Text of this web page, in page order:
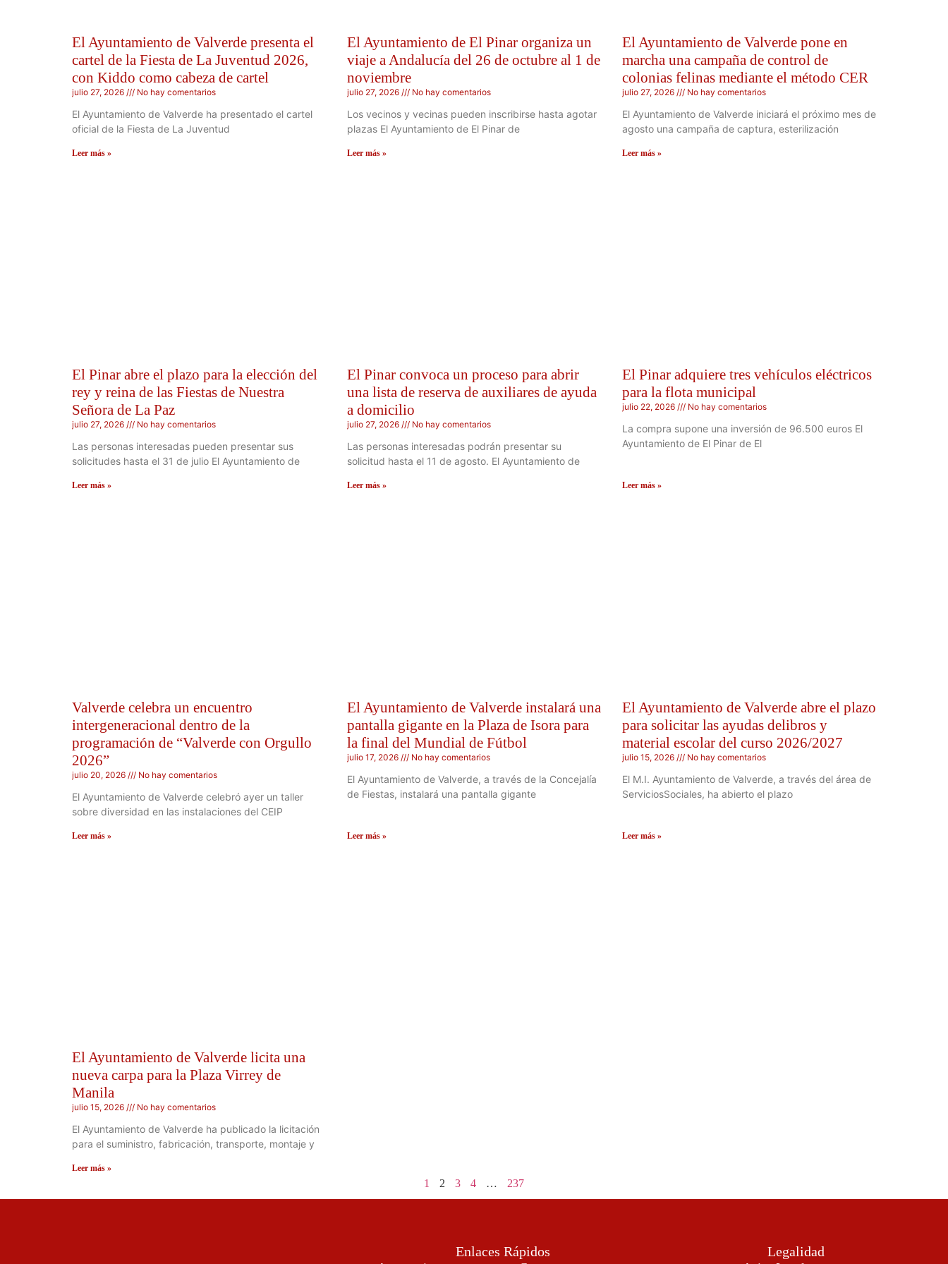
El Ayuntamiento de Valverde presenta el
cartel de la Fiesta de La Juventud 2026,
con Kiddo como cabeza de cartel
julio 27, 2026 No hay comentarios
El Ayuntamiento de Valverde ha presentado el cartel
oficial de la Fiesta de La Juventud
Leer más »
El Ayuntamiento de El Pinar organiza un
viaje a Andalucía del 26 de octubre al 1 de
noviembre
julio 27, 2026 No hay comentarios
Los vecinos y vecinas pueden inscribirse hasta agotar
plazas El Ayuntamiento de El Pinar de
Leer más »
El Ayuntamiento de Valverde pone en
marcha una campaña de control de
colonias felinas mediante el método CER
julio 27, 2026 No hay comentarios
El Ayuntamiento de Valverde iniciará el próximo mes de
agosto una campaña de captura, esterilización
Leer más »
El Pinar abre el plazo para la elección del
rey y reina de las Fiestas de Nuestra
Señora de La Paz
julio 27, 2026 No hay comentarios
Las personas interesadas pueden presentar sus
solicitudes hasta el 31 de julio El Ayuntamiento de
Leer más »
El Pinar convoca un proceso para abrir
una lista de reserva de auxiliares de ayuda
a domicilio
julio 27, 2026 No hay comentarios
Las personas interesadas podrán presentar su
solicitud hasta el 11 de agosto. El Ayuntamiento de
Leer más »
El Pinar adquiere tres vehículos eléctricos
para la flota municipal
julio 22, 2026 No hay comentarios
La compra supone una inversión de 96.500 euros El
Ayuntamiento de El Pinar de El
Leer más »
Valverde celebra un encuentro
intergeneracional dentro de la
programación de “Valverde con Orgullo
2026”
julio 20, 2026 No hay comentarios
El Ayuntamiento de Valverde celebró ayer un taller
sobre diversidad en las instalaciones del CEIP
Leer más »
El Ayuntamiento de Valverde instalará una
pantalla gigante en la Plaza de Isora para
la final del Mundial de Fútbol
julio 17, 2026 No hay comentarios
El Ayuntamiento de Valverde, a través de la Concejalía
de Fiestas, instalará una pantalla gigante
Leer más »
El Ayuntamiento de Valverde abre el plazo
para solicitar las ayudas delibros y
material escolar del curso 2026/2027
julio 15, 2026 No hay comentarios
El M.I. Ayuntamiento de Valverde, a través del área de
ServiciosSociales, ha abierto el plazo
Leer más »
El Ayuntamiento de Valverde licita una
nueva carpa para la Plaza Virrey de
Manila
julio 15, 2026 No hay comentarios
El Ayuntamiento de Valverde ha publicado la licitación
para el suministro, fabricación, transporte, montaje y
Leer más »
1 2 3 4 … 237
Enlaces Rápidos Legalidad